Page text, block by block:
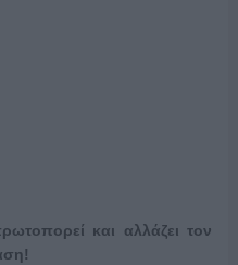
και αλλάζει τον